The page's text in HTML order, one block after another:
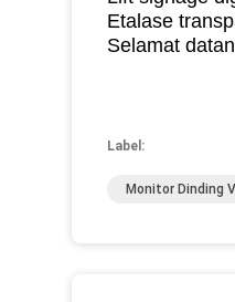
Etalase
Selamat
Label:
Monitor Dinding